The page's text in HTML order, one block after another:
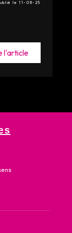
le 11-08-25
l'article